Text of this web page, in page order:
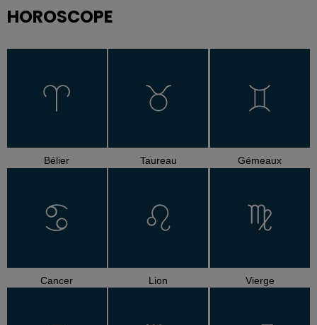
HOROSCOPE
Bélier Taureau Gémeaux
Cancer Lion Vierge